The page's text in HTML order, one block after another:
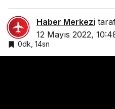
Haber Merkezi
12 Mayıs 2022,
0dk, 14sn